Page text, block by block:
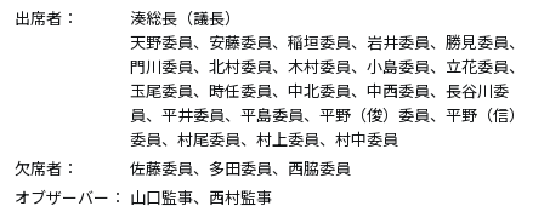
出席者：
湊総長（議長）
天野委員、安藤委員、稲垣委員、岩井委員、勝見委員、
門川委員、北村委員、木村委員、小島委員、立花委員、
玉尾委員、時任委員、中北委員、中西委員、長谷川委
員、平井委員、平島委員、平野（俊）委員、平野（信）
委員、村尾委員、村上委員、村中委員
欠席者：
佐藤委員、多田委員、西脇委員
オブザーバー： 山口監事、西村監事